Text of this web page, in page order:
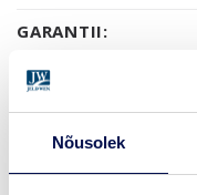
Nõusolek
GARANTII:
VIIMISTLUS (6)